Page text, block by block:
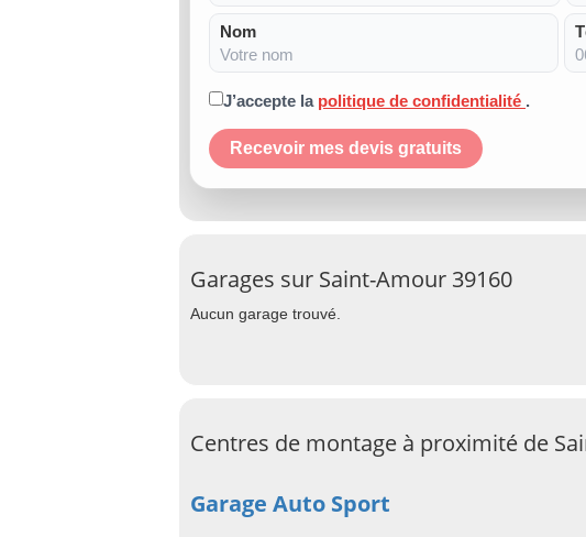
Nom
J’accepte la politique de confidentialité .
Recevoir mes devis gratuits
Garages sur Saint-Amour 39160
Aucun garage trouvé.
Centres de montage à proximité de
Garage Auto Sport